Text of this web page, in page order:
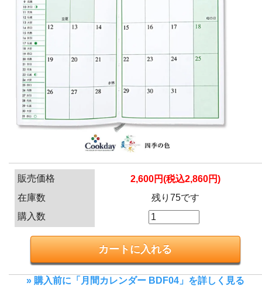
販売価格
2,600円(税込2,860円)
在庫数
残り75です
購入数
» 購入前に「月間カレンダー BDF04」を詳しく見る